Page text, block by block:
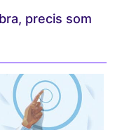
precis som